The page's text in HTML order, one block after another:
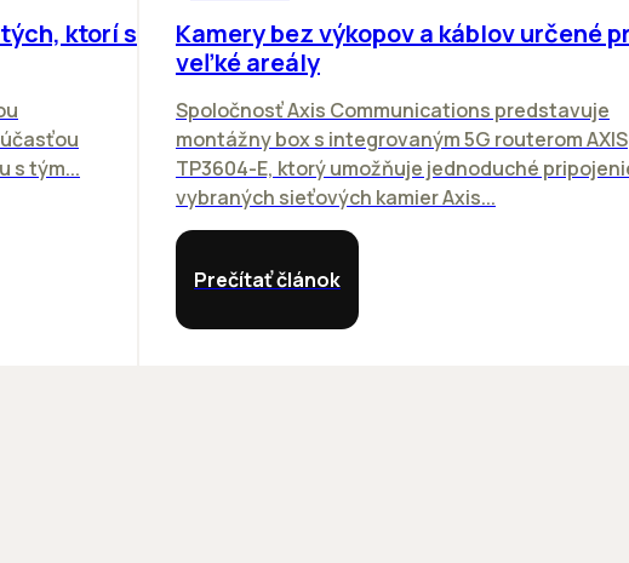
ktorí sa
s tým...
Kamery bez výkopov a káblov určené
veľké areály
Spoločnosť Axis Communications predstavuje
montážny box s integrovaným 5G routerom AXIS
TP3604-E, ktorý umožňuje jednoduché
vybraných sieťových kamier Axis...
Prečítať článok